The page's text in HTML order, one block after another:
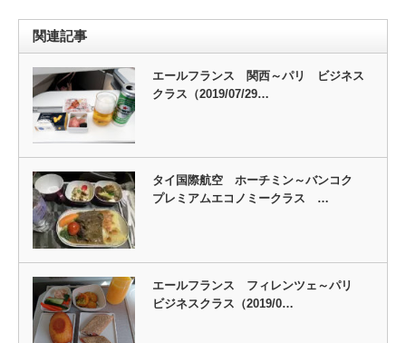
関連記事
エールフランス 関西～パリ ビジネス
クラス（2019/07/29…
タイ国際航空 ホーチミン～バンコク
プレミアムエコノミークラス …
エールフランス フィレンツェ～パリ
ビジネスクラス（2019/0…